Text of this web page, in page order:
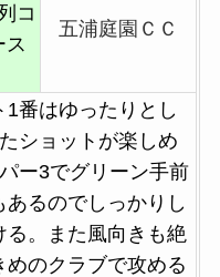
コ
ス
五浦庭園ＣＣ
1番はゆったりとし
ショットが楽しめ
ー3でグリーン手前
あるのでしっかりし
。また風向きも絶
めのクラブで攻める